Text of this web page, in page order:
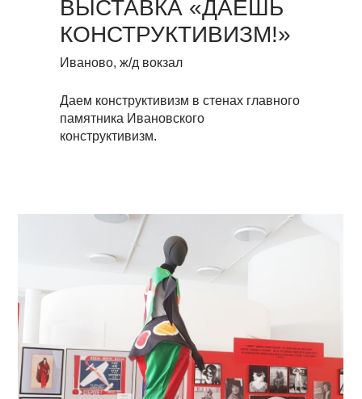
ВЫСТАВКА «ДАЕШЬ
КОНСТРУКТИВИЗМ!»
Даем конструктивизм в стенах главного
памятника Ивановского
конструктивизм.
Иваново, ж/д вокзал